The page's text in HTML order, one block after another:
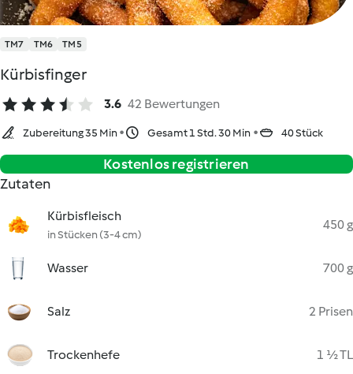
TM7 TM6 TM5
Kürbisfinger
3.6 42 Bewertungen
Zubereitung 35 Min Gesamt 1 Std. 30 Min 40 Stück
Kostenlos registrieren
Zutaten
Kürbisfleisch
in Stücken (3-4 cm)
450 g
Wasser 700 g
Salz 2 Prisen
Trockenhefe 1 ½ TL